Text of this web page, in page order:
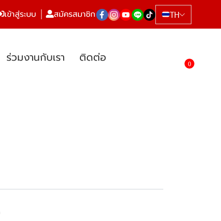
เข้าสู่ระบบ สมัครสมาชิก TH
ร่วมงานกับเรา ติดต่อ 0